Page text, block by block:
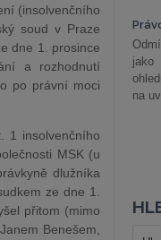
(insolvenčního
soud v Praze
dne 1. prosince
a rozhodnutí
po právní moci
1 insolvenčního
MSK (u
dlužníka
ze dne 1.
přitom (mimo
Benešem,
na